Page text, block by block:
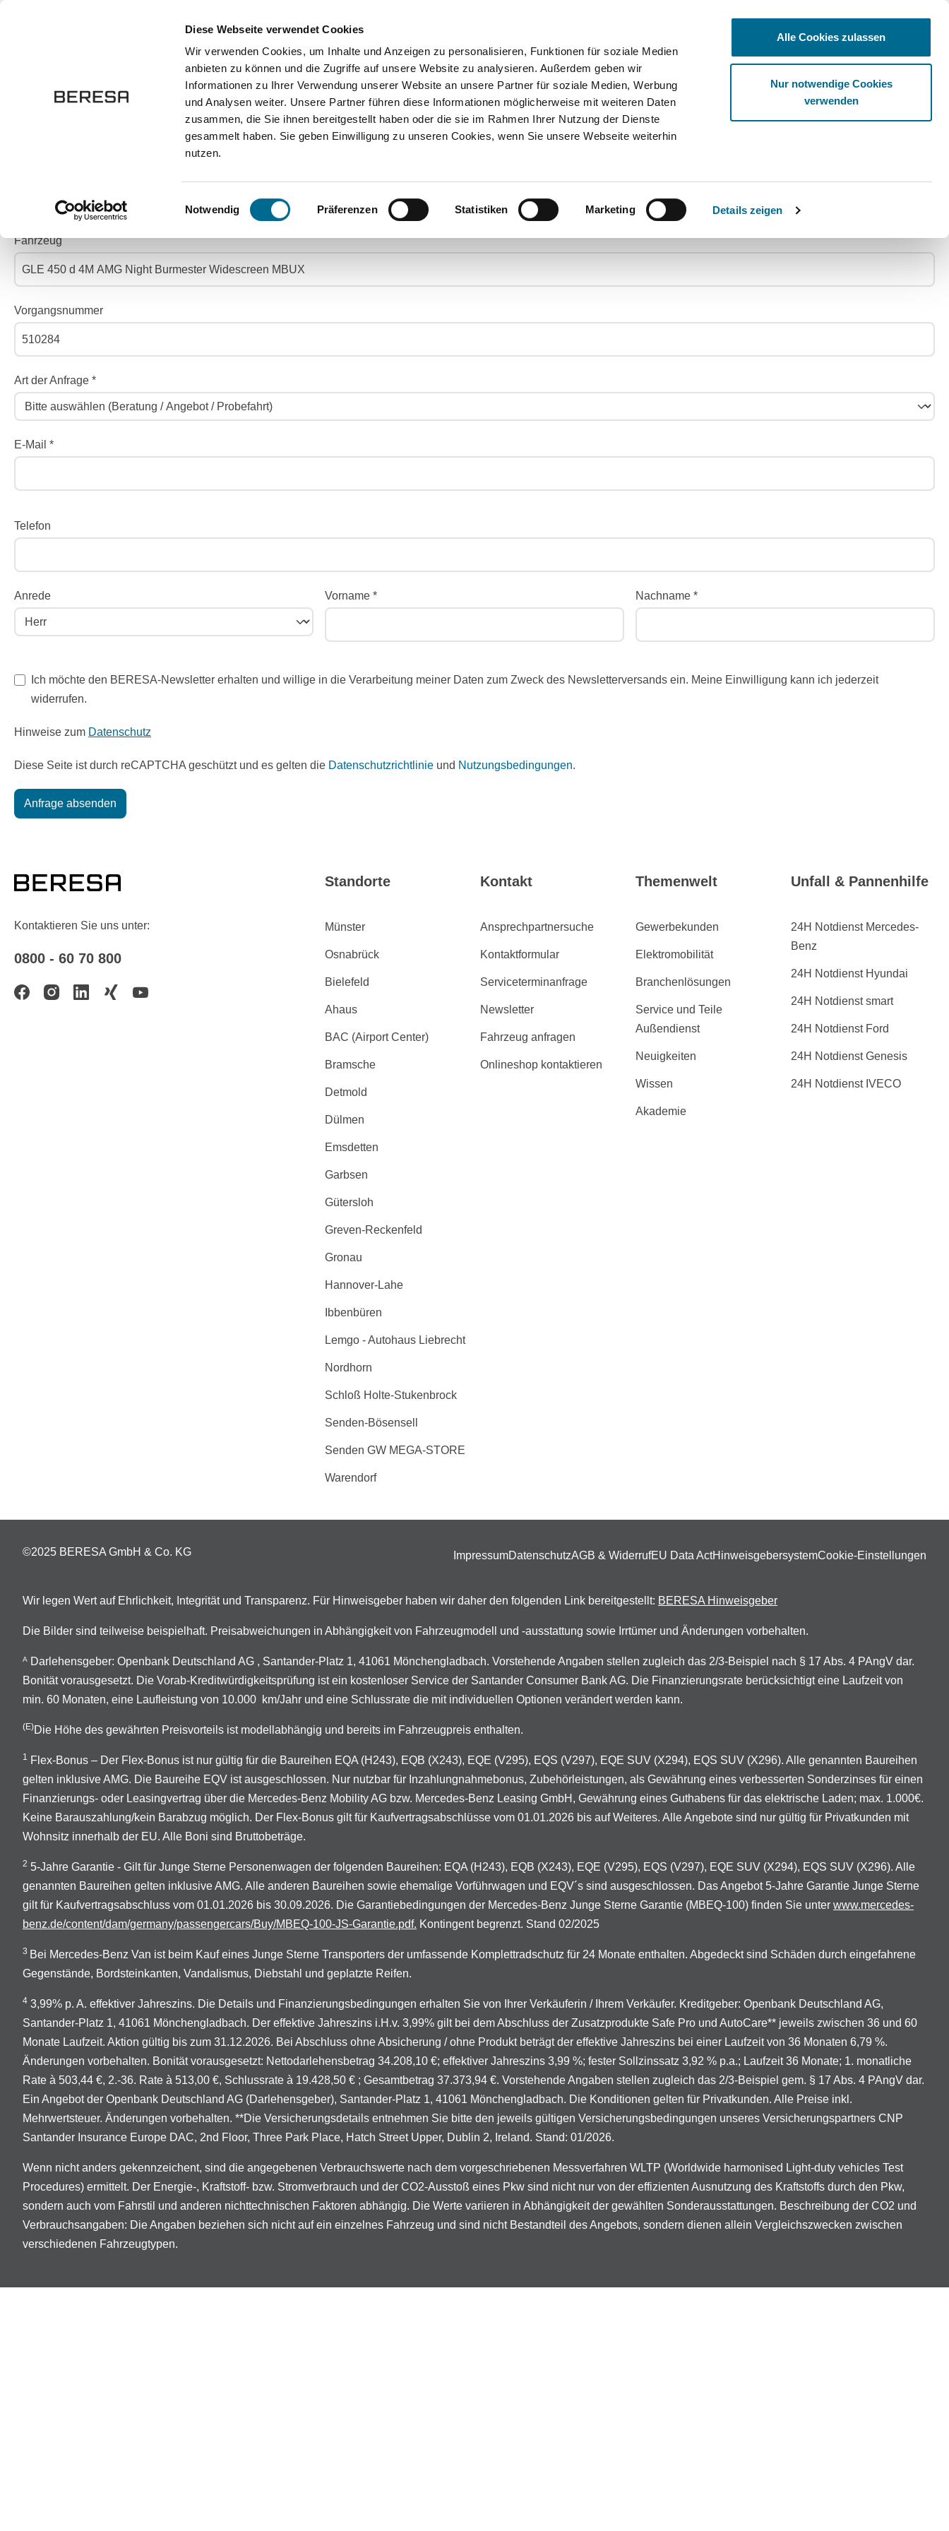
Diese Webseite verwendet Cookies
Wir verwenden Cookies, um Inhalte und Anzeigen zu personalisieren, Funktionen für soziale Medien
anbieten zu können und die Zugriffe auf unsere Website zu analysieren. Außerdem geben wir
Informationen zu Ihrer Verwendung unserer Website an unsere Partner für soziale Medien, Werbung
und Analysen weiter. Unsere Partner führen diese Informationen möglicherweise mit weiteren Daten
zusammen, die Sie ihnen bereitgestellt haben oder die sie im Rahmen Ihrer Nutzung der Dienste
gesammelt haben. Sie geben Einwilligung zu unseren Cookies, wenn Sie unsere Webseite weiterhin
nutzen.
Einwilligungsauswahl
Notwendig Präferenzen Statistiken Marketing Details zeigen
Alle Cookies zulassen
Nur notwendige Cookies
verwenden
Onlineshop
JETZT FAHRZEUG ANFRAGEN
Fahrzeug
Vorgangsnummer
Art der Anfrage *
E-Mail *
Telefon
Anrede Vorname * Nachname *
Ich möchte den BERESA-Newsletter erhalten und willige in die Verarbeitung meiner Daten zum Zweck des Newsletterversands ein. Meine Einwilligung kann ich jederzeit
widerrufen.
Hinweise zum Datenschutz
Diese Seite ist durch reCAPTCHA geschützt und es gelten die Datenschutzrichtlinie und Nutzungsbedingungen.
Anfrage absenden
Kontaktieren Sie uns unter:
0800 - 60 70 800
Standorte
Münster
Osnabrück
Bielefeld
Ahaus
BAC (Airport Center)
Bramsche
Detmold
Dülmen
Emsdetten
Garbsen
Gütersloh
Greven-Reckenfeld
Gronau
Hannover-Lahe
Ibbenbüren
Lemgo - Autohaus Liebrecht
Nordhorn
Schloß Holte-Stukenbrock
Senden-Bösensell
Senden GW MEGA-STORE
Warendorf
Kontakt
Ansprechpartnersuche
Kontaktformular
Serviceterminanfrage
Newsletter
Fahrzeug anfragen
Onlineshop kontaktieren
Themenwelt
Gewerbekunden
Elektromobilität
Branchenlösungen
Service und Teile
Außendienst
Neuigkeiten
Wissen
Akademie
Unfall & Pannenhilfe
24H Notdienst Mercedes-
Benz
24H Notdienst Hyundai
24H Notdienst smart
24H Notdienst Ford
24H Notdienst Genesis
24H Notdienst IVECO
©2025 BERESA GmbH & Co. KG ImpressumDatenschutzAGB & WiderrufEU Data ActHinweisgebersystemCookie-Einstellungen
Wir legen Wert auf Ehrlichkeit, Integrität und Transparenz. Für Hinweisgeber haben wir daher den folgenden Link bereitgestellt: BERESA Hinweisgeber
Die Bilder sind teilweise beispielhaft. Preisabweichungen in Abhängigkeit von Fahrzeugmodell und -ausstattung sowie Irrtümer und Änderungen vorbehalten.
A
Darlehensgeber: Openbank Deutschland AG , Santander-Platz 1, 41061 Mönchengladbach. Vorstehende Angaben stellen zugleich das 2/3-Beispiel nach § 17 Abs. 4 PAngV dar.
Bonität vorausgesetzt. Die Vorab-Kreditwürdigkeitsprüfung ist ein kostenloser Service der Santander Consumer Bank AG. Die Finanzierungsrate berücksichtigt eine Laufzeit von
min. 60 Monaten, eine Laufleistung von 10.000 km/Jahr und eine Schlussrate die mit individuellen Optionen verändert werden kann.
(E)Die Höhe des gewährten Preisvorteils ist modellabhängig und bereits im Fahrzeugpreis enthalten.
1 Flex-Bonus – Der Flex-Bonus ist nur gültig für die Baureihen EQA (H243), EQB (X243), EQE (V295), EQS (V297), EQE SUV (X294), EQS SUV (X296). Alle genannten Baureihen
gelten inklusive AMG. Die Baureihe EQV ist ausgeschlossen. Nur nutzbar für Inzahlungnahmebonus, Zubehörleistungen, als Gewährung eines verbesserten Sonderzinses für einen
Finanzierungs- oder Leasingvertrag über die Mercedes-Benz Mobility AG bzw. Mercedes-Benz Leasing GmbH, Gewährung eines Guthabens für das elektrische Laden; max. 1.000€.
Keine Barauszahlung/kein Barabzug möglich. Der Flex-Bonus gilt für Kaufvertragsabschlüsse vom 01.01.2026 bis auf Weiteres. Alle Angebote sind nur gültig für Privatkunden mit
Wohnsitz innerhalb der EU. Alle Boni sind Bruttobeträge.
2 5-Jahre Garantie - Gilt für Junge Sterne Personenwagen der folgenden Baureihen: EQA (H243), EQB (X243), EQE (V295), EQS (V297), EQE SUV (X294), EQS SUV (X296). Alle
genannten Baureihen gelten inklusive AMG. Alle anderen Baureihen sowie ehemalige Vorführwagen und EQV´s sind ausgeschlossen. Das Angebot 5-Jahre Garantie Junge Sterne
gilt für Kaufvertragsabschluss vom 01.01.2026 bis 30.09.2026. Die Garantiebedingungen der Mercedes-Benz Junge Sterne Garantie (MBEQ-100) finden Sie unter www.mercedes-
benz.de/content/dam/germany/passengercars/Buy/MBEQ-100-JS-Garantie.pdf. Kontingent begrenzt. Stand 02/2025
3 Bei Mercedes-Benz Van ist beim Kauf eines Junge Sterne Transporters der umfassende Komplettradschutz für 24 Monate enthalten. Abgedeckt sind Schäden durch eingefahrene
Gegenstände, Bordsteinkanten, Vandalismus, Diebstahl und geplatzte Reifen.
4 3,99% p. A. effektiver Jahreszins. Die Details und Finanzierungsbedingungen erhalten Sie von Ihrer Verkäuferin / Ihrem Verkäufer. Kreditgeber: Openbank Deutschland AG,
Santander-Platz 1, 41061 Mönchengladbach. Der effektive Jahreszins i.H.v. 3,99% gilt bei dem Abschluss der Zusatzprodukte Safe Pro und AutoCare** jeweils zwischen 36 und 60
Monate Laufzeit. Aktion gültig bis zum 31.12.2026. Bei Abschluss ohne Absicherung / ohne Produkt beträgt der effektive Jahreszins bei einer Laufzeit von 36 Monaten 6,79 %.
Änderungen vorbehalten. Bonität vorausgesetzt: Nettodarlehensbetrag 34.208,10 €; effektiver Jahreszins 3,99 %; fester Sollzinssatz 3,92 % p.a.; Laufzeit 36 Monate; 1. monatliche
Rate à 503,44 €, 2.-36. Rate à 513,00 €, Schlussrate à 19.428,50 € ; Gesamtbetrag 37.373,94 €. Vorstehende Angaben stellen zugleich das 2/3-Beispiel gem. § 17 Abs. 4 PAngV dar.
Ein Angebot der Openbank Deutschland AG (Darlehensgeber), Santander-Platz 1, 41061 Mönchengladbach. Die Konditionen gelten für Privatkunden. Alle Preise inkl.
Mehrwertsteuer. Änderungen vorbehalten. **Die Versicherungsdetails entnehmen Sie bitte den jeweils gültigen Versicherungsbedingungen unseres Versicherungspartners CNP
Santander Insurance Europe DAC, 2nd Floor, Three Park Place, Hatch Street Upper, Dublin 2, Ireland. Stand: 01/2026.
Wenn nicht anders gekennzeichent, sind die angegebenen Verbrauchswerte nach dem vorgeschriebenen Messverfahren WLTP (Worldwide harmonised Light-duty vehicles Test
Procedures) ermittelt. Der Energie-, Kraftstoff- bzw. Stromverbrauch und der CO2-Ausstoß eines Pkw sind nicht nur von der effizienten Ausnutzung des Kraftstoffs durch den Pkw,
sondern auch vom Fahrstil und anderen nichttechnischen Faktoren abhängig. Die Werte variieren in Abhängigkeit der gewählten Sonderausstattungen. Beschreibung der CO2 und
Verbrauchsangaben: Die Angaben beziehen sich nicht auf ein einzelnes Fahrzeug und sind nicht Bestandteil des Angebots, sondern dienen allein Vergleichszwecken zwischen
verschiedenen Fahrzeugtypen.